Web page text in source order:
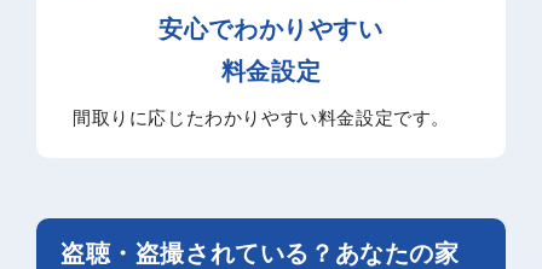
安心でわかりやすい
料金設定
間取りに応じたわかりやすい料金設定です。
盗聴・盗撮されている？あなたの家